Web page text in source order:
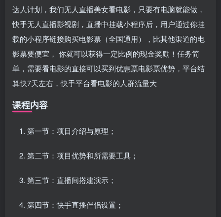
达人计划，我们无人直播美女看电影，只要有电脑就能做，
快手无人直播影视剧，直播中挂载小程序后，用户通过你挂
载的小程序链接购买电影票（全国通用），比其他渠道的电
影票要便宜， 你就可以获得一定比例的现金奖励！任务简
单，需要看电影的直接可以买到优惠票电影票优势，平台结
算快7天左右，快手平台看电影的人群流量大
课程内容
第一节：项目介绍与原理；
第二节：项目优势和所需要工具；
第三节：直播间搭建演示；
第四节：快手直播伴侣设置；